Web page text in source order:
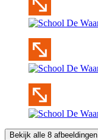
Bekijk alle 8 afbeeldingen